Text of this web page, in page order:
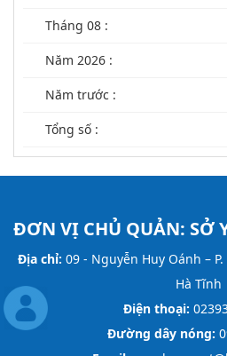
Tháng 08 :
Năm 2026 :
Năm trước :
Tổng số :
ĐƠN VỊ CHỦ QUẢN: SỞ
Địa chỉ: 09 - Nguyễn Huy Oánh –
Hà Tĩnh
Điện thoại:
Đường dây nóng: